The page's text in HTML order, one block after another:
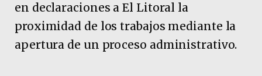
en declaraciones a El Litoral la
proximidad de los trabajos mediante la
apertura de un proceso administrativo.